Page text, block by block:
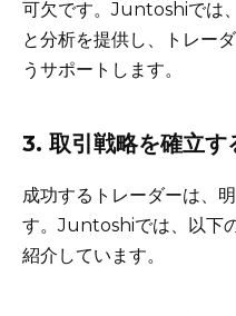
可欠です。Juntoshiでは
と分析を提供し、トレー
うサポートします。
3. 取引戦略を確立す
成功するトレーダーは、
す。Juntoshiでは、以下
紹介しています。